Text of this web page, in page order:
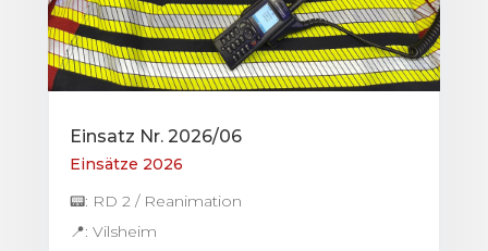
Einsatz Nr. 2026/06
Einsätze 2026
📟: RD 2 / Reanimation
📍: Vilsheim